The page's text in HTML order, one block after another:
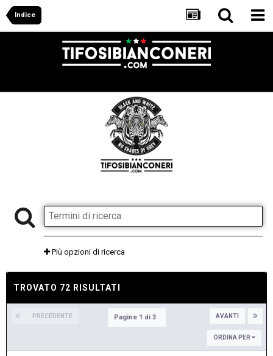
Indice
Più opzioni di ricerca
TROVATO 72 RISULTATI
PRECEDENTE AVANTI
Pagine 1 di 3
ORDINA PER